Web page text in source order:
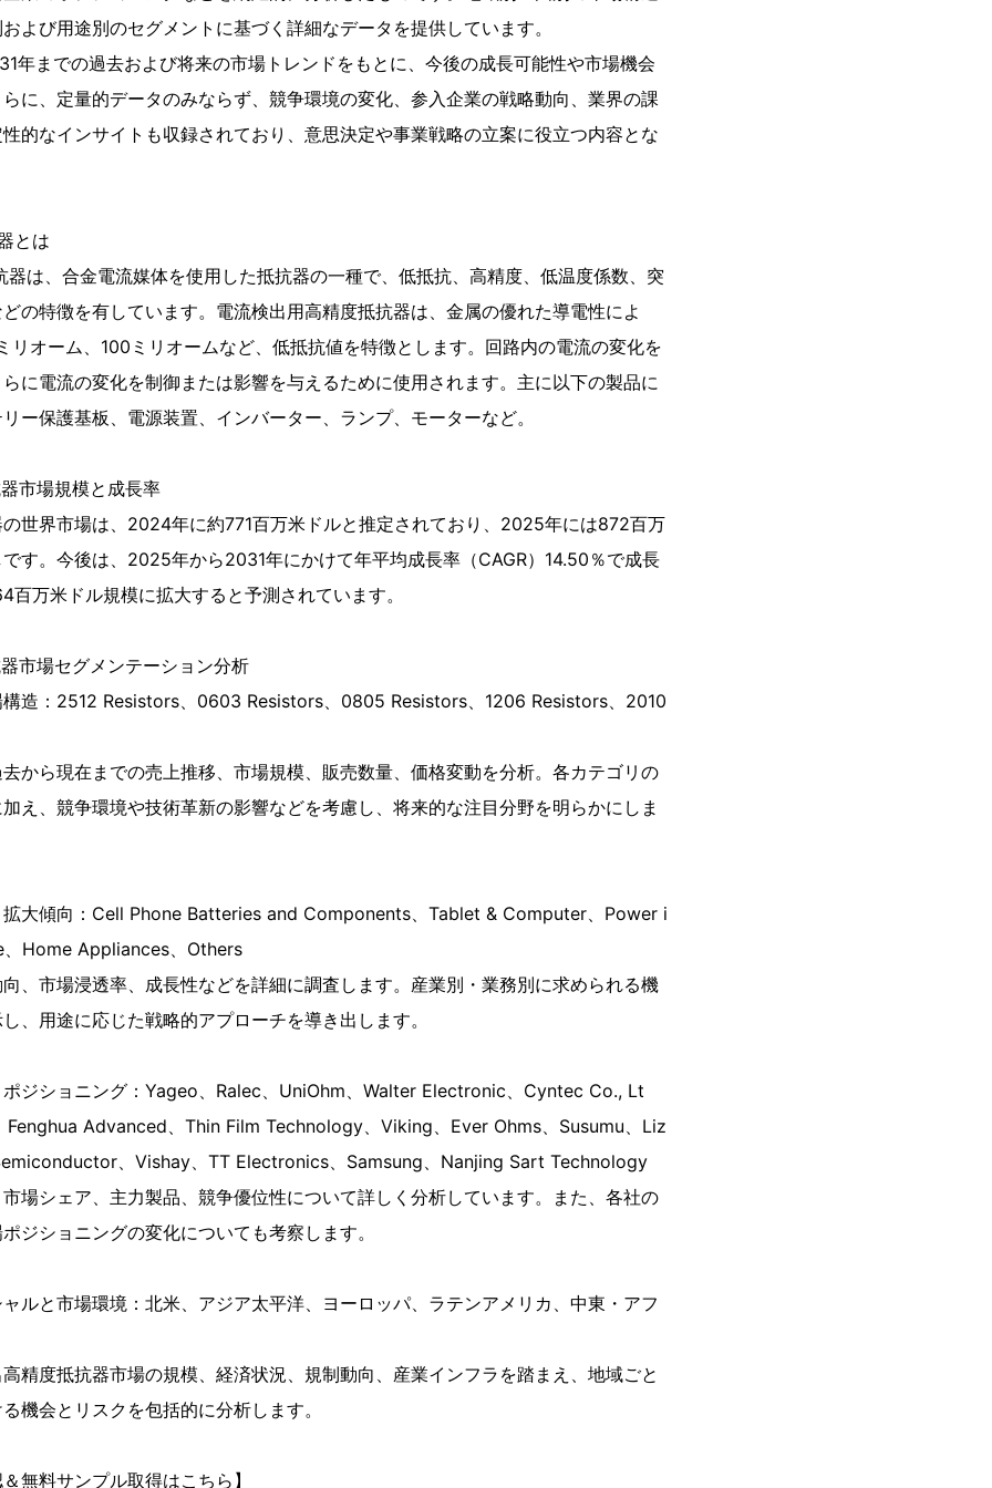
よび用途別のセグメントに基づく詳細なデータを提供しています。
年までの過去および将来の市場トレンドをもとに、今後の成長可能性や市場機会
に、定量的データのみならず、競争環境の変化、参入企業の戦略動向、業界の課
的なインサイトも収録されており、意思決定や事業戦略の立案に役立つ内容とな
とは
は、合金電流媒体を使用した抵抗器の一種で、低抵抗、高精度、低温度係数、突
の特徴を有しています。電流検出用高精度抵抗器は、金属の優れた導電性によ
リオーム、100ミリオームなど、低抵抗値を特徴とします。回路内の電流の変化を
に電流の変化を制御または影響を与えるために使用されます。主に以下の製品に
ー保護基板、電源装置、インバーター、ランプ、モーターなど。
市場規模と成長率
世界市場は、2024年に約771百万米ドルと推定されており、2025年には872百万
す。今後は、2025年から2031年にかけて年平均成長率（CAGR）14.50％で成長
百万米ドル規模に拡大すると予測されています。
市場セグメンテーション分析
構造：2512 Resistors、0603 Resistors、0805 Resistors、1206 Resistors、2010
から現在までの売上推移、市場規模、販売数量、価格変動を分析。各カテゴリの
え、競争環境や技術革新の影響などを考慮し、将来的な注目分野を明らかにしま
拡大傾向：Cell Phone Batteries and Components、Tablet & Computer、Power i
Home Appliances、Others
、市場浸透率、成長性などを詳細に調査します。産業別・業務別に求められる機
、用途に応じた戦略的アプローチを導き出します。
ジショニング：Yageo、Ralec、UniOhm、Walter Electronic、Cyntec Co., Lt
Advanced、Thin Film Technology、Viking、Ever Ohms、Susumu、Liz
、Vishay、TT Electronics、Samsung、Nanjing Sart Technology
場シェア、主力製品、競争優位性について詳しく分析しています。また、各社の
ジショニングの変化についても考察します。
ルと市場環境：北米、アジア太平洋、ヨーロッパ、ラテンアメリカ、中東・アフ
精度抵抗器市場の規模、経済状況、規制動向、産業インフラを踏まえ、地域ごと
機会とリスクを包括的に分析します。
無料サンプル取得はこちら】